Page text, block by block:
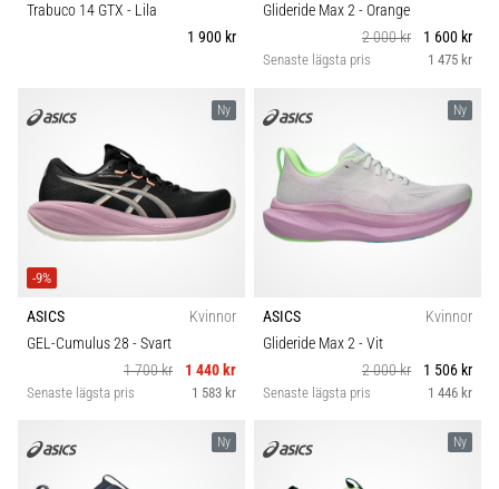
Trabuco 14 GTX - Lila
1 900 kr
Glideride Max 2- Orange
2 000 kr
1 600 kr
Senaste lägsta pris 1 475 kr
Ny
-9%
ASICS
Kvinnor
GEL-Cumulus 28 - Svart
1 700 kr
1 440 kr
Senaste lägsta pris 1 583 kr
Ny
ASICS
Kvinnor
Glideride Max 2- Vit
2 000 kr
1 506 kr
Senaste lägsta pris 1 446 kr
Ny Ny